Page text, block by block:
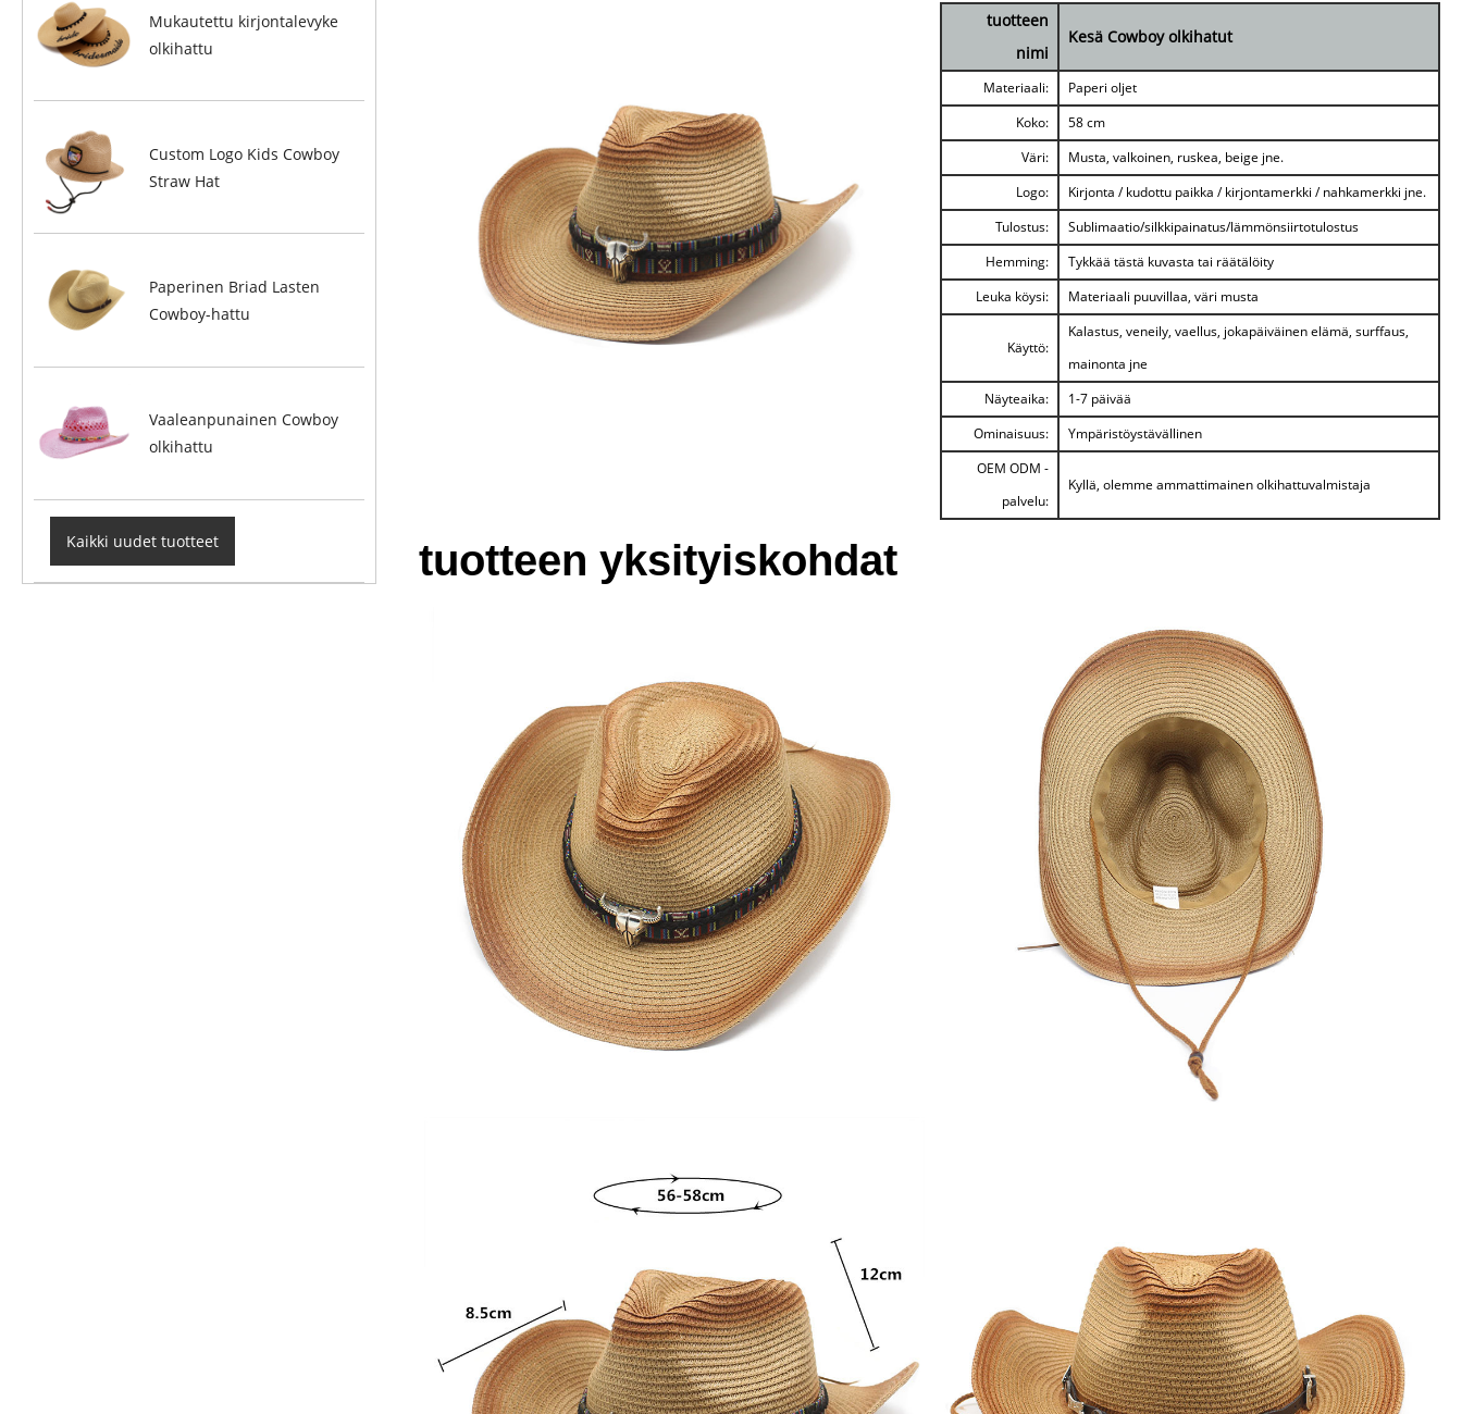
Mukautettu kirjontalevyke
olkihattu
Custom Logo Kids Cowboy
Straw Hat
Paperinen Briad Lasten
Cowboy-hattu
Vaaleanpunainen Cowboy
olkihattu
Kaikki uudet tuotteet
tuotteen
nimi
Kesä Cowboy olkihatut
Materiaali:
Paperi oljet
Koko:
58 cm
Väri:
Musta, valkoinen, ruskea, beige jne.
Logo:
Kirjonta / kudottu paikka / kirjontamerkki / nahkamerkki jne.
Tulostus:
Sublimaatio/silkkipainatus/lämmönsiirtotulostus
Hemming:
Tykkää tästä kuvasta tai räätälöity
Leuka köysi:
Materiaali puuvillaa, väri musta
Käyttö:
Kalastus, veneily, vaellus, jokapäiväinen elämä, surffaus,
mainonta jne
Näyteaika:
1-7 päivää
Ominaisuus:
Ympäristöystävällinen
OEM ODM -
palvelu:
Kyllä, olemme ammattimainen olkihattuvalmistaja
tuotteen yksityiskohdat